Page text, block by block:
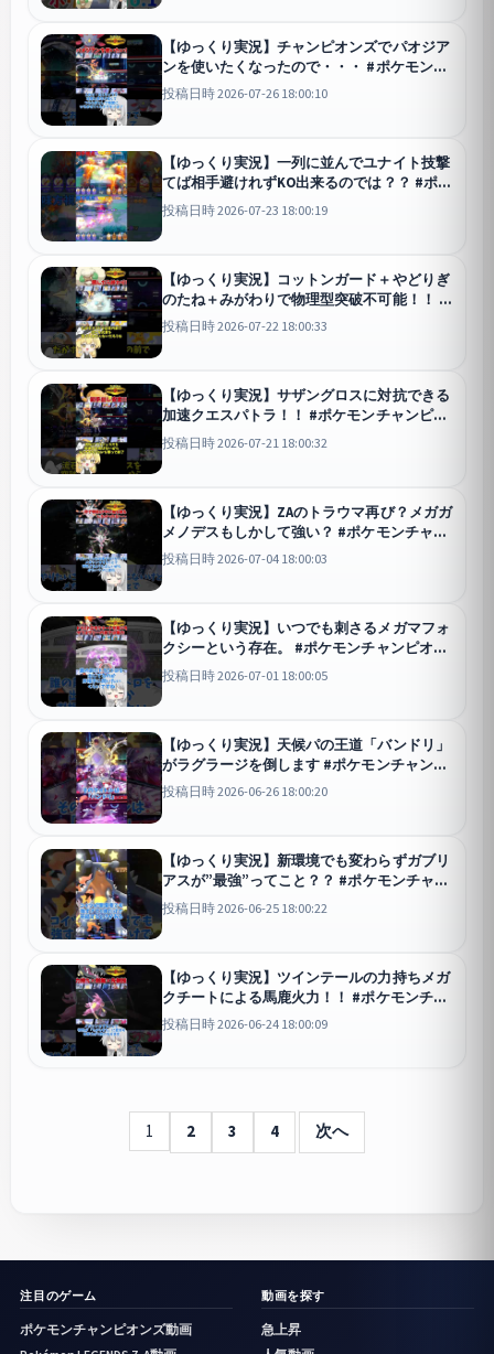
【ゆっくり実況】チャンピオンズでパオジア
ンを使いたくなったので・・・ #ポケモンチ
ャンピオンズ #ポケモン #ゆっくり実況 #マ
ニューラ #実質パオジアン #ポケチャン #拡
投稿日時 2026-07-26 18:00:10
【ゆっくり実況】一列に並んでユナイト技撃
てば相手避けれずKO出来るのでは？？ #ポケ
モンユナイト #ユナイト #ポケモン #ゆっく
り実況 #ラウドボーン #アニバーサリーフェ
投稿日時 2026-07-23 18:00:19
【ゆっくり実況】コットンガード＋やどりぎ
のたね＋みがわりで物理型突破不可能！！ #
ポケモンチャンピオンズ #ポケモン #ゆっく
り実況 #エルフーン #色エルフーン #ポケチ
投稿日時 2026-07-22 18:00:33
【ゆっくり実況】サザングロスに対抗できる
加速クエスパトラ！！ #ポケモンチャンピオ
ンズ #ポケモン #ゆっくり実況 #クエスパト
ラ #色クエスパトラ #ポケチャン #拡散希望
投稿日時 2026-07-21 18:00:32
【ゆっくり実況】ZAのトラウマ再び？メガガ
メノデスもしかして強い？ #ポケモンチャン
ピオンズ #ポケモン #ゆっくり実況 #ガメノ
デス #メガガメノデス #ポケチャン #拡散希
投稿日時 2026-07-04 18:00:03
【ゆっくり実況】いつでも刺さるメガマフォ
クシーという存在。 #ポケモンチャンピオン
ズ #ポケモン #ゆっくり実況 #マフォクシー
#メガマフォクシー #ポケチャン #拡散希望 #
投稿日時 2026-07-01 18:00:05
【ゆっくり実況】天候パの王道「バンドリ」
がラグラージを倒します #ポケモンチャンピ
オンズ #ポケモン #ゆっくり実況 #メガバン
ギラス #ドリュウズ #ポケチャン #拡散希望
投稿日時 2026-06-26 18:00:20
【ゆっくり実況】新環境でも変わらずガブリ
アスが”最強”ってこと？？ #ポケモンチャン
ピオンズ #ポケモン #ゆっくり実況 #ガブリ
アス #ポケチャン #拡散希望 #色違い
投稿日時 2026-06-25 18:00:22
【ゆっくり実況】ツインテールの力持ちメガ
クチートによる馬鹿火力！！ #ポケモンチャ
ンピオンズ #ポケモン #ゆっくり実況 #マフ
ォクシー #メガクチート #ポケチャン #拡散
投稿日時 2026-06-24 18:00:09
1 2 3 4 次へ
注目のゲーム
ポケモンチャンピオンズ動画
動画を探す
急上昇